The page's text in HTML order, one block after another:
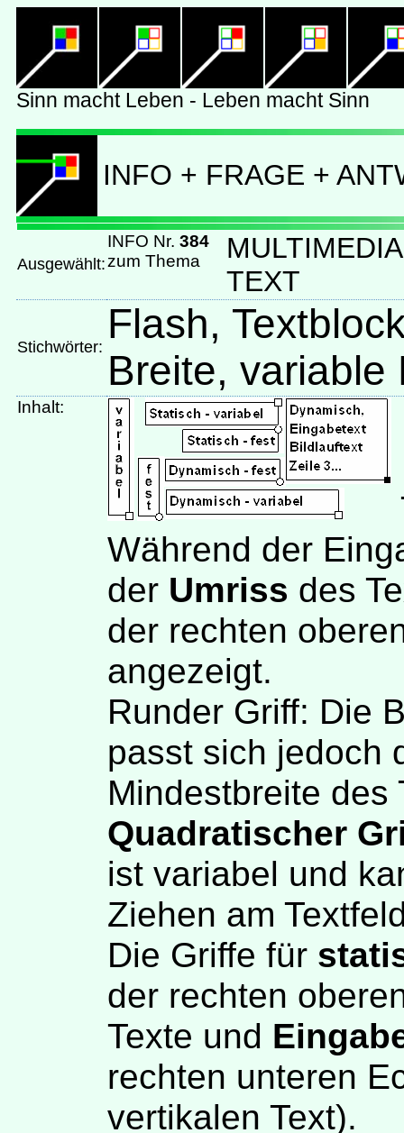
INFO + FRAGE +
Ausgewählt:
INFO Nr. 384
zum Thema
TEXT
Stichwörter: Flash,
Breite, variable
Inhalt:
Während der
der Umriss des
der rechten
angezeigt.
Runder Griff: Die
passt sich jedoch
Mindestbreite des
Quadratischer
ist variabel und
Ziehen am
Die Griffe für
der rechten
Texte und
rechten unteren
vertikalen Text).